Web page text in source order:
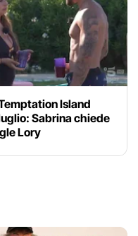
Island
Sabrina chiede
Lory